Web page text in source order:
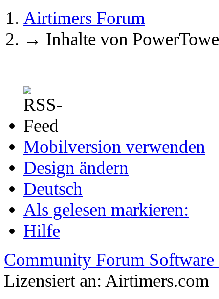
Airtimers Forum
→ Inhalte von
Mobilversion verwenden
Design ändern
Deutsch
Als gelesen markieren:
Hilfe
Community Forum Software
Lizensiert an: Airtimers.com